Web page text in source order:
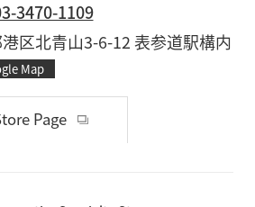
3470-1109
区北青山3-6-12 表参道駅構内
Map
Page